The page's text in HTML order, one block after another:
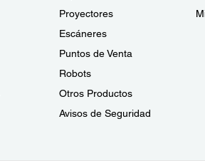
Proyectores
Escáneres
Puntos de Venta
Robots
Otros Productos
Avisos de Seguridad